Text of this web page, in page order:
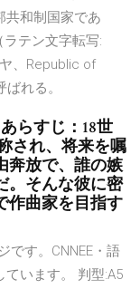
共和制国家であ
ラテン文字転写:
、Republic of
れる。
らすじ：18世
され、将来を嘱
奔放で、誰の嫉
。そんな彼に密
作曲家を目指す
です。CNNEE・語
います。 判型:A5